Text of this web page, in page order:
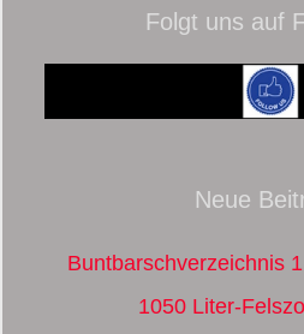
Folgt uns auf
Neue
Buntbarschverzeichnis
1050 Liter-